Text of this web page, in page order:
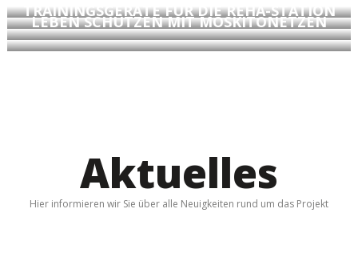
TRAININGSGERÄTE FÜR DIE REHA-STATION
LEBEN SCHÜTZEN MIT MOSKITONETZEN
Aktuelles
Hier informieren wir Sie über alle Neuigkeiten rund um das Projekt